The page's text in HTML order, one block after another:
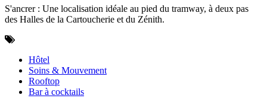
S'ancrer : Une localisation idéale au pied du tramway, à deux pas
des Halles de la Cartoucherie et du Zénith.
Hôtel
Soins & Mouvement
Rooftop
Bar à cocktails